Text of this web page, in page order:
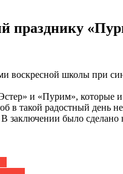
воскресной школы при
и «Пурим», которые и
в такой радостный
было сделано